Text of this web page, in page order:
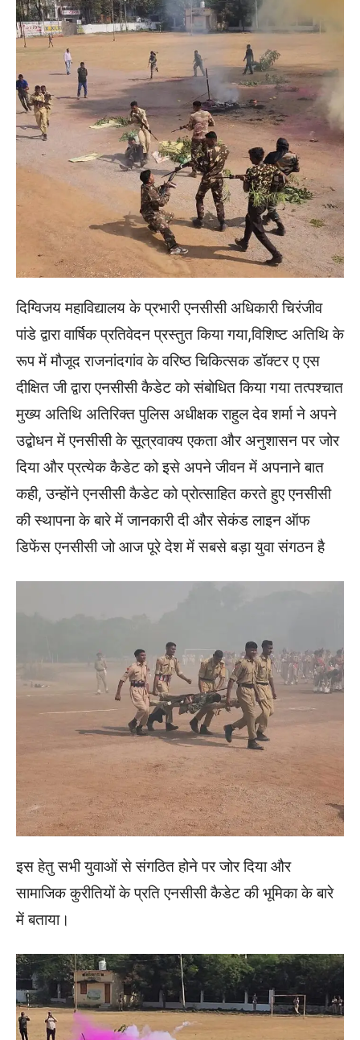
दिग्विजय महाविद्यालय के प्रभारी एनसीसी अधिकारी चिरंजीव
पांडे द्वारा वार्षिक प्रतिवेदन प्रस्तुत किया गया,विशिष्ट अतिथि के
रूप में मौजूद राजनांदगांव के वरिष्ठ चिकित्सक डॉक्टर ए एस
दीक्षित जी द्वारा एनसीसी कैडेट को संबोधित किया गया तत्पश्चात
मुख्य अतिथि अतिरिक्त पुलिस अधीक्षक राहुल देव शर्मा ने अपने
उद्बोधन में एनसीसी के सूत्रवाक्य एकता और अनुशासन पर जोर
दिया और प्रत्येक कैडेट को इसे अपने जीवन में अपनाने बात
कही, उन्होंने एनसीसी कैडेट को प्रोत्साहित करते हुए एनसीसी
की स्थापना के बारे में जानकारी दी और सेकंड लाइन ऑफ
डिफेंस एनसीसी जो आज पूरे देश में सबसे बड़ा युवा संगठन है
इस हेतु सभी युवाओं से संगठित होने पर जोर दिया और
सामाजिक कुरीतियों के प्रति एनसीसी कैडेट की भूमिका के बारे
में बताया।